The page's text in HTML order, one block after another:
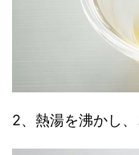
2、熱湯を沸かし、